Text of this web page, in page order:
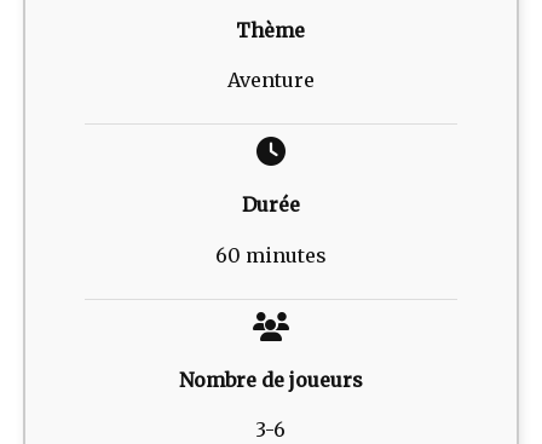
Thème
Aventure
Durée
60 minutes
Nombre de joueurs
3-6